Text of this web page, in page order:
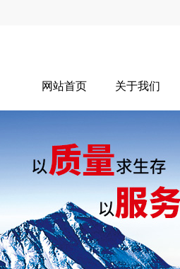
网站首页 关于我们